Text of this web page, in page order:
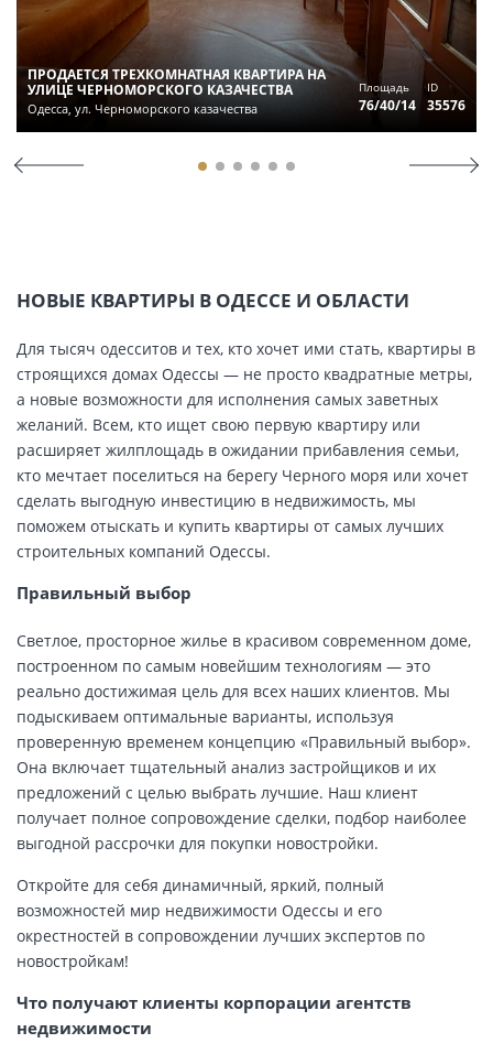
ПРОДАЕТСЯ ТРЕХКОМНАТНАЯ КВАРТИРА НА
УЛИЦЕ ЧЕРНОМОРСКОГО КАЗАЧЕСТВА
Одесса, ул. Черноморского казачества
Площадь
76/40/14
ID
35576
НОВЫЕ КВАРТИРЫ В ОДЕССЕ И ОБЛАСТИ
Для тысяч одесситов и тех, кто хочет ими стать, квартиры в
строящихся домах Одессы — не просто квадратные метры,
а новые возможности для исполнения самых заветных
желаний. Всем, кто ищет свою первую квартиру или
расширяет жилплощадь в ожидании прибавления семьи,
кто мечтает поселиться на берегу Черного моря или хочет
сделать выгодную инвестицию в недвижимость, мы
поможем отыскать и купить квартиры от самых лучших
строительных компаний Одессы.
Правильный выбор
Светлое, просторное жилье в красивом современном доме,
построенном по самым новейшим технологиям — это
реально достижимая цель для всех наших клиентов. Мы
подыскиваем оптимальные варианты, используя
проверенную временем концепцию «Правильный выбор».
Она включает тщательный анализ застройщиков и их
предложений с целью выбрать лучшие. Наш клиент
получает полное сопровождение сделки, подбор наиболее
выгодной рассрочки для покупки новостройки.
Откройте для себя динамичный, яркий, полный
возможностей мир недвижимости Одессы и его
окрестностей в сопровождении лучших экспертов по
новостройкам!
Что получают клиенты корпорации агентств
недвижимости